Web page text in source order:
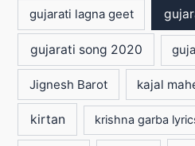
gujarati lagna geet
gujarati song 2020
Jignesh Barot kajal
kirtan krishna garba